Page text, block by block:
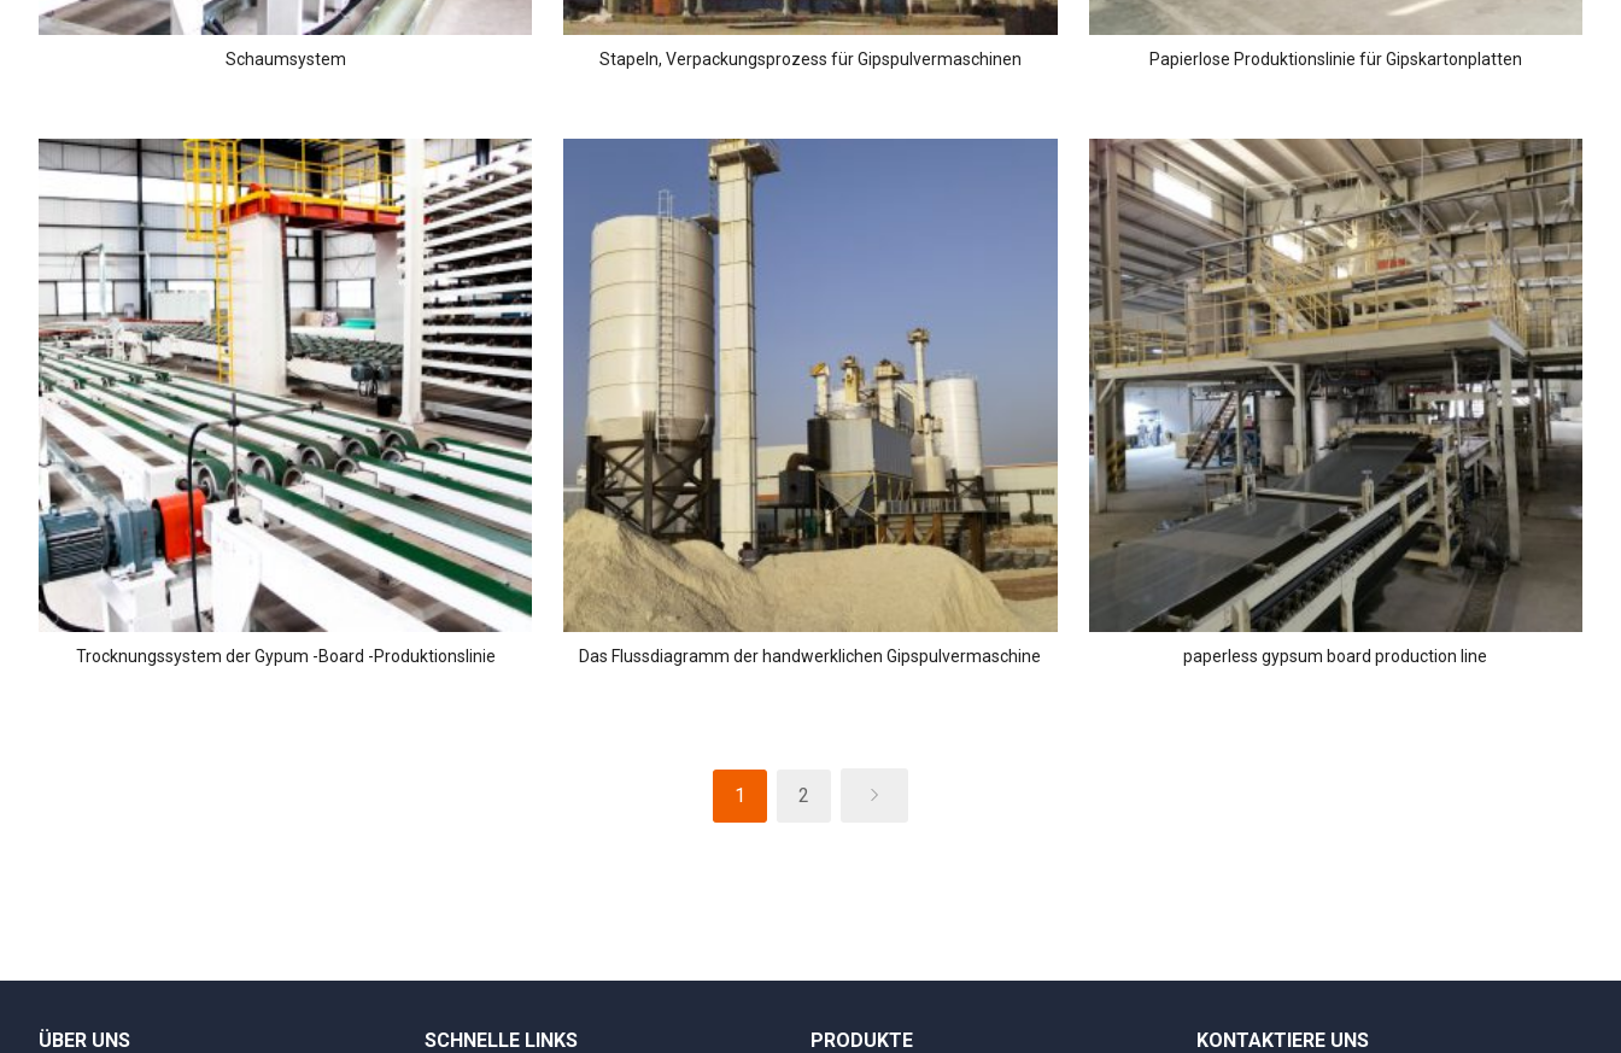
Schaumsystem Stapeln, Verpackungsprozess für Gipspulvermaschinen Papierlose Produktionslinie für Gipskartonplatten
Trocknungssystem der Gypum -Board -Produktionslinie Das Flussdiagramm der handwerklichen Gipspulvermaschine paperless gypsum board production line
1 2
ÜBER UNS SCHNELLE LINKS PRODUKTE KONTAKTIERE UNS